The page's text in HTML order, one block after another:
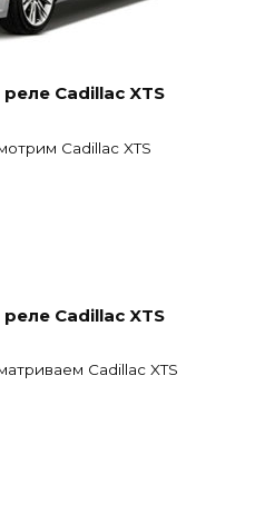
Cadillac XTS
Cadillac XTS
Cadillac XTS
Cadillac XTS